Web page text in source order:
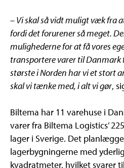
– Vi skal så vidt muligt væk fra
fordi det forurener så meget.
mulighederne for at få vores
transportere varer til Danmark
største i Norden har vi et stort
skal vi tænke med, i alt vi gør,
Biltema har 11 varehuse i
varer fra Biltema Logistics’
lager i Sverige. Det
lagerbygningerne med
kvadratmeter, hvilket svarer